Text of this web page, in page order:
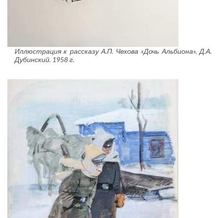
Иллюстрация к рассказу А.П. Чехова «Дочь Альбиона». Д.А.
Дубинский. 1958 г.